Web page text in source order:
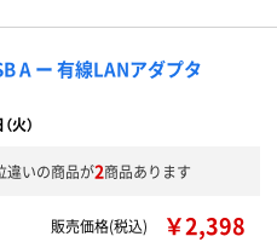
A ー 有線LANアダプタ
火）
違いの商品が2商品あります
販売価格(税込) ￥2,398